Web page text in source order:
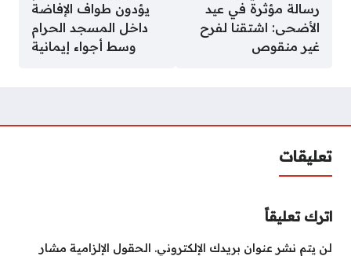
رسالة مؤثرة في عيد
الأضحى: اشتقنا لفرح
غير منقوص
يؤدون طواف الإفاضة
داخل المسجد الحرام
وسط أجواء إيمانية
تعليقات
اترك تعليقاً
لن يتم نشر عنوان بريدك الإلكتروني. الحقول الإلزامية مشار